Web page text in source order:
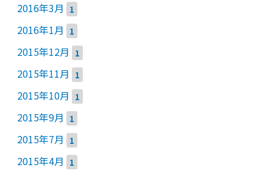
2016年3月 1
2016年1月 1
2015年12月 1
2015年11月 1
2015年10月 1
2015年9月 1
2015年7月 1
2015年4月 1